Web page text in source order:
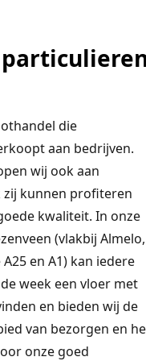
die
aan bedrijven.
wij ook aan
kunnen profiteren
kwaliteit. In onze
(vlakbij Almelo,
en A1) kan iedere
week een vloer met
en bieden wij de
van bezorgen en
onze goed